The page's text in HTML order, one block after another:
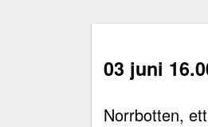
03 juni
Norrbotten,